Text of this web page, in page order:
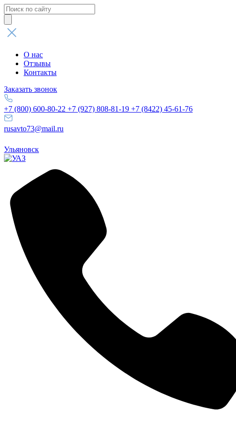
Поиск
товаров
О нас
Отзывы
Контакты
Заказать звонок
+7 (800) 600-80-22 +7 (927) 808-81-19 +7 (8422) 45-61-76
rusavto73@mail.ru
Ульяновск